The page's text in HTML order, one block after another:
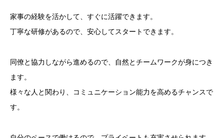
家事の経験を活かして、すぐに活躍できます。
丁寧な研修があるので、安心してスタートできます。
同僚と協力しながら進めるので、自然とチームワークが身につき
ます。
様々な人と関わり、コミュニケーション能力を高めるチャンスで
す。